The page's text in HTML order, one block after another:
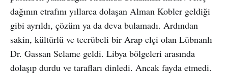
dağının etrafını yıllarca dolaşan Alman Kobler geldiği
gibi ayrıldı, çözüm ya da deva bulamadı. Ardından
sakin, kültürlü ve tecrübeli bir Arap elçi olan Lübnanlı
Dr. Gassan Selame geldi. Libya bölgeleri arasında
dolaşıp durdu ve tarafları dinledi. Ancak fayda etmedi.